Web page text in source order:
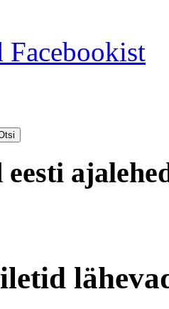
Facebookist